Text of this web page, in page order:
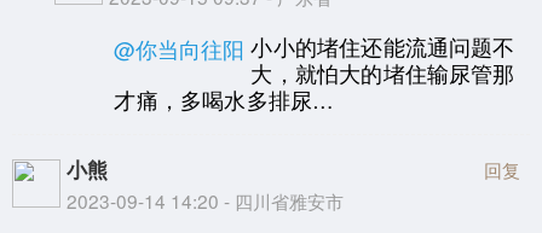
@你当向往阳 小小的堵住还能流通问题不
大，就怕大的堵住输尿管那
才痛，多喝水多排尿…
小熊
2023-09-14 14:20 - 四川省雅安市
回复